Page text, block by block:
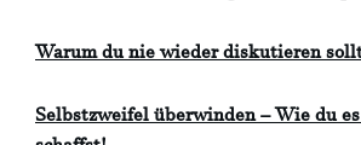
Warum du nie wieder diskutieren
Selbstzweifel überwinden – Wie du